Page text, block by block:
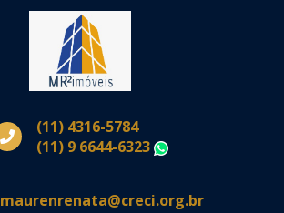
(11) 4316-5784
(11) 9 6644-6323
maurenrenata@creci.org.br